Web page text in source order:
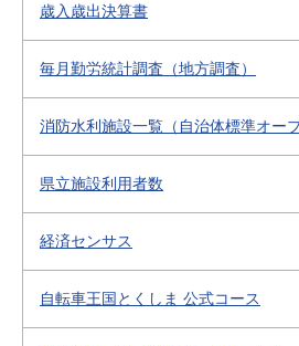
歳入歳出決算書
毎月勤労統計調査（地方調査）
消防水利施設一覧（自治体標準オー
県立施設利用者数
経済センサス
自転車王国とくしま 公式コース